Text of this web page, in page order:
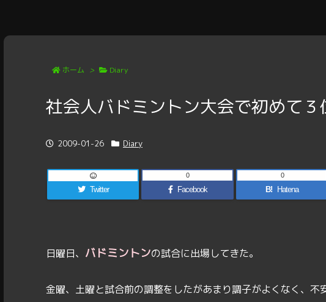
ホーム > Diary
社会人バドミントン大会で初めて３
2009-01-26 Diary
Twitter Facebook
0
B! Hatena
0
日曜日、 バドミントンの試合に出場してきた。
金曜、土曜と試合前の調整をしたがあまり調子がよくなく、